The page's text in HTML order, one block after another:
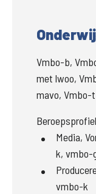
Vmbo-b,
met lwoo,
mavo, Vmbo-
Media,
k, vmbo-
vmbo-k